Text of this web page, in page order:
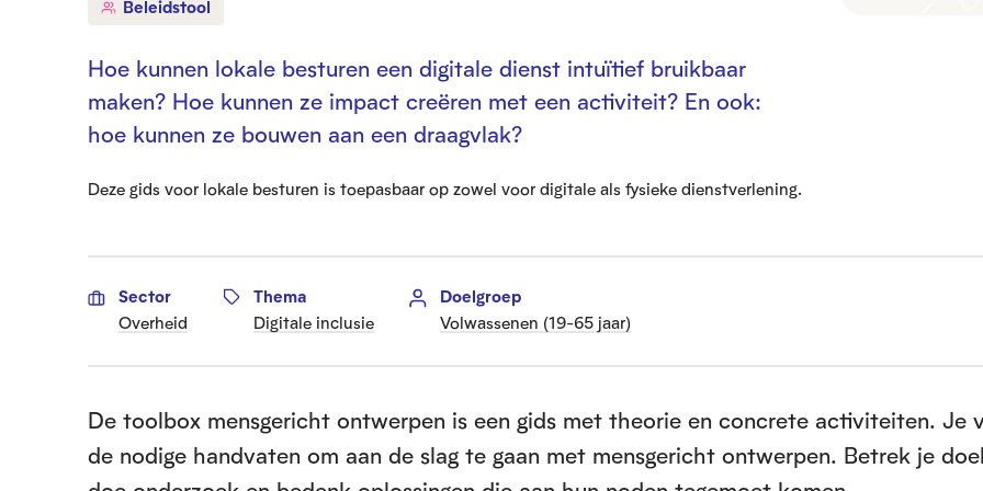
Beleidstool
Hoe kunnen lokale besturen een digitale dienst intuïtief bruikbaar
maken? Hoe kunnen ze impact creëren met een activiteit? En ook:
hoe kunnen ze bouwen aan een draagvlak?
Deze gids voor lokale besturen is toepasbaar op zowel voor digitale als fysieke dienstverlening.
Sector
Overheid
Thema
Digitale inclusie
Doelgroep
Volwassenen (19-65 jaar)
De toolbox mensgericht ontwerpen is een gids met theorie en concrete activiteiten. Je
de nodige handvaten om aan de slag te gaan met mensgericht ontwerpen. Betrek je